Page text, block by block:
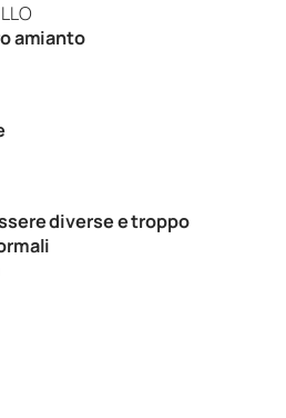
amianto
diverse e troppo